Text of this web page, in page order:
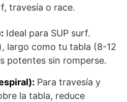
travesía o race.
Ideal para SUP surf.
largo como tu tabla (8-12
potentes sin romperse.
Para travesía y
la tabla, reduce